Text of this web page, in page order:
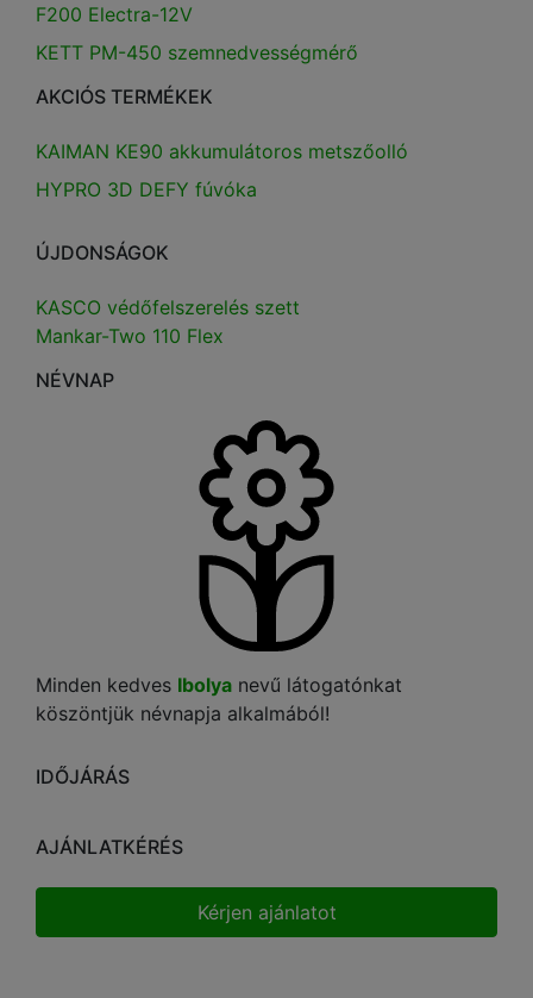
F200 Electra-12V
KETT PM-450 szemnedvességmérő
AKCIÓS TERMÉKEK
KAIMAN KE90 akkumulátoros metszőolló
HYPRO 3D DEFY fúvóka
ÚJDONSÁGOK
KASCO védőfelszerelés szett
Mankar-Two 110 Flex
NÉVNAP
Minden kedves Ibolya nevű látogatónkat
köszöntjük névnapja alkalmából!
IDŐJÁRÁS
AJÁNLATKÉRÉS
Kérjen ajánlatot